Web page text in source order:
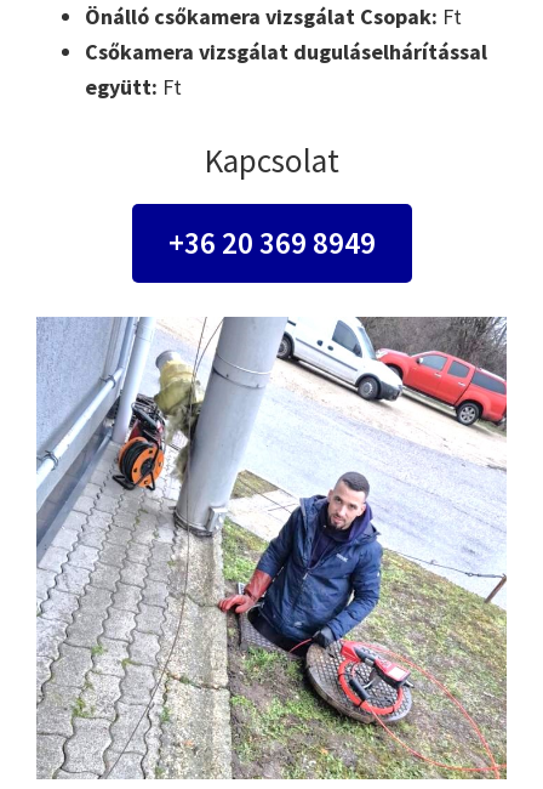
Önálló csőkamera vizsgálat Csopak: Ft
Csőkamera vizsgálat duguláselhárítással
együtt: Ft
Kapcsolat
+36 20 369 8949